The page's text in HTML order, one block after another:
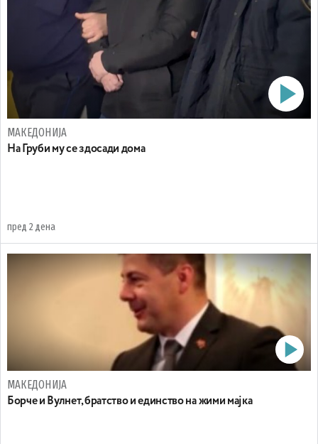
МАКЕДОНИЈА
На Груби му се здосади дома
пред 2 дена
МАКЕДОНИЈА
Борче и Вулнет, братство и единство на жими мајка